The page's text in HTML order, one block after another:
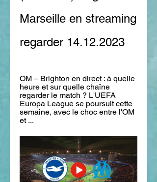
Marseille en streaming
regarder 14.12.2023
OM – Brighton en direct : à quelle
heure et sur quelle chaîne
regarder le match ? L'UEFA
Europa League se poursuit cette
semaine, avec le choc entre l'OM
et ...